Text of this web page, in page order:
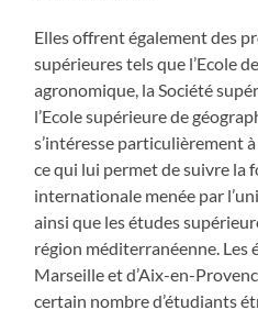
Elles offrent également des
supérieures tels que l’Ecole
agronomique, la Société
l’Ecole supérieure de
s’intéresse particulièrement
ce qui lui permet de suivre la
internationale menée par
ainsi que les études
région méditerranéenne. Les
Marseille et d’Aix-en-
certain nombre d’étudiants